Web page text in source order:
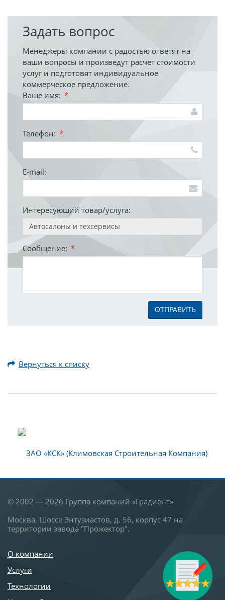
Задать вопрос
Менеджеры компании с радостью ответят на
ваши вопросы и произведут расчет стоимости
услуг и подготовят индивидуальное
коммерческое предложение.
Ваше имя: *
Телефон: *
E-mail:
Интересующий товар/услуга:
Сообщение: *
ОТПРАВИТЬ
Вернуться к списку
© 2002 — 2026 Группа компаний «Градиент»
Москва, Шоссе Энтузиастов, д. 56, корпус 47 на
территории завода "Прожектор".
О компании
Услуги
Технологии